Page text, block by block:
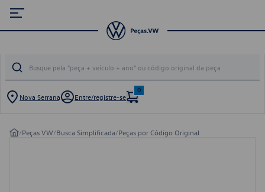
Nova Serrana Entre/registre-se
0
/Peças VW/Busca Simplificada/Peças por Código Original